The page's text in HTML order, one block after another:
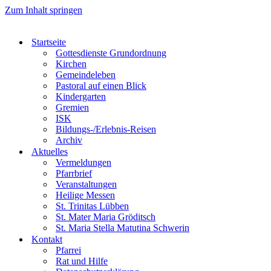
Zum Inhalt springen
Startseite
Gottesdienste Grundordnung
Kirchen
Gemeindeleben
Pastoral auf einen Blick
Kindergarten
Gremien
ISK
Bildungs-/Erlebnis-Reisen
Archiv
Aktuelles
Vermeldungen
Pfarrbrief
Veranstaltungen
Heilige Messen
St. Trinitas Lübben
St. Mater Maria Gröditsch
St. Maria Stella Matutina Schwerin
Kontakt
Pfarrei
Rat und Hilfe